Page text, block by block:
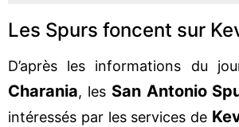
Les Spurs foncent sur
D’après les informations du
Charania, les San Antonio
intéressés par les services de